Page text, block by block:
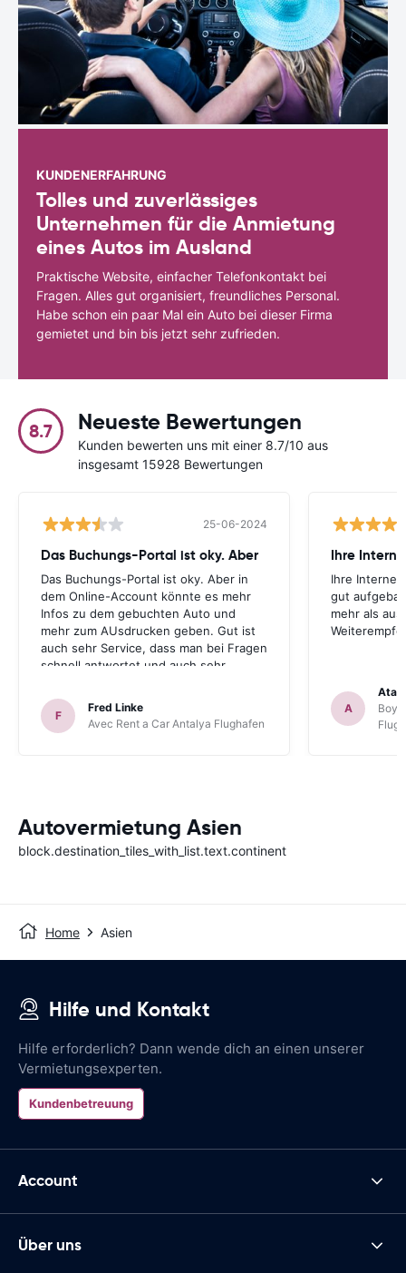
KUNDENERFAHRUNG
Tolles und zuverlässiges
Unternehmen für die Anmietung
eines Autos im Ausland
Praktische Website, einfacher Telefonkontakt bei
Fragen. Alles gut organisiert, freundliches Personal.
Habe schon ein paar Mal ein Auto bei dieser Firma
gemietet und bin bis jetzt sehr zufrieden.
8.7 Neueste Bewertungen
Kunden bewerten uns mit einer 8.7/10 aus
insgesamt 15928 Bewertungen
25-06-2024
Das Buchungs-Portal ist oky. Aber
Das Buchungs-Portal ist oky. Aber in
dem Online-Account könnte es mehr
Infos zu dem gebuchten Auto und
mehr zum AUsdrucken geben. Gut ist
auch sehr Service, dass man bei Fragen
schnell antwortet und auch sehr
gute Erfahrung. Deshalb habe ich Sie
als meinen Lieblings-Mietautovermittler
auch für künftige Buchungen
F
Fred Linke
Avec Rent a Car Antalya Flughafen
Ihre
gut
mehr als
A
Autovermietung Asien
block.destination_tiles_with_list.text.continent
Türkei
Home Asien
Hilfe und Kontakt
Hilfe erforderlich? Dann wende dich an einen unserer
Vermietungsexperten.
Kundenbetreuung
Account
Über uns